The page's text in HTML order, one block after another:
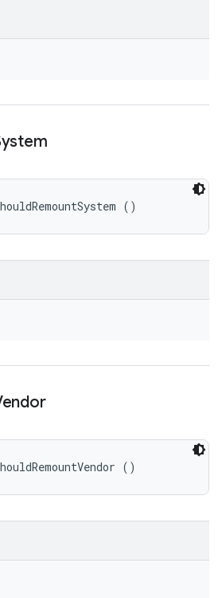
()
()